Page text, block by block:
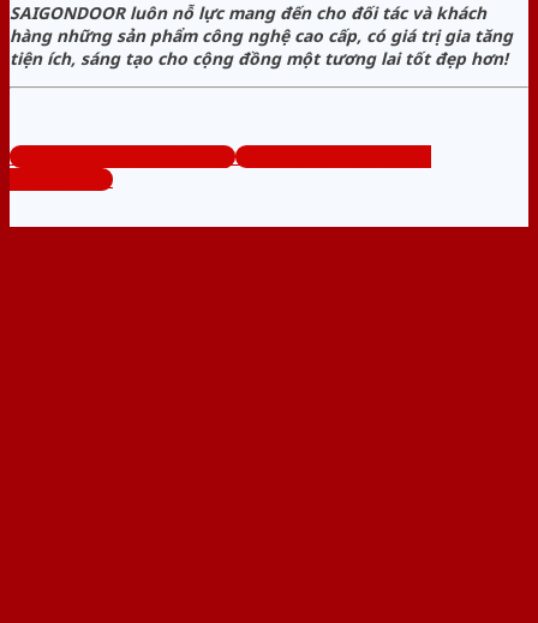
SAIGONDOOR luôn nỗ lực mang đến cho đối tác và khách
hàng những sản phẩm công nghệ cao cấp, có giá trị gia tăng
tiện ích, sáng tạo cho cộng đồng một tương lai tốt đẹp hơn!
www.cuanhuacomposite.org
Tổng đài tư vấn miễn phí:
0824.400.400